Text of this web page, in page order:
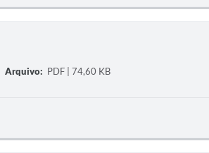
Arquivo: PDF | 74,60 KB